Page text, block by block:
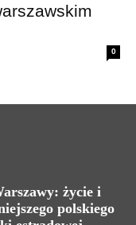
0
życie i
polskiego